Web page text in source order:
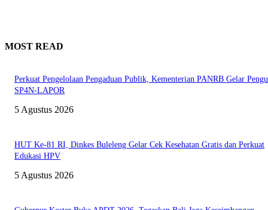
MOST READ
Perkuat Pengelolaan Pengaduan Publik, Kementerian PANRB Gelar
SP4N-LAPOR
5 Agustus 2026
HUT Ke-81 RI, Dinkes Buleleng Gelar Cek Kesehatan Gratis dan Perkuat
Edukasi HPV
5 Agustus 2026